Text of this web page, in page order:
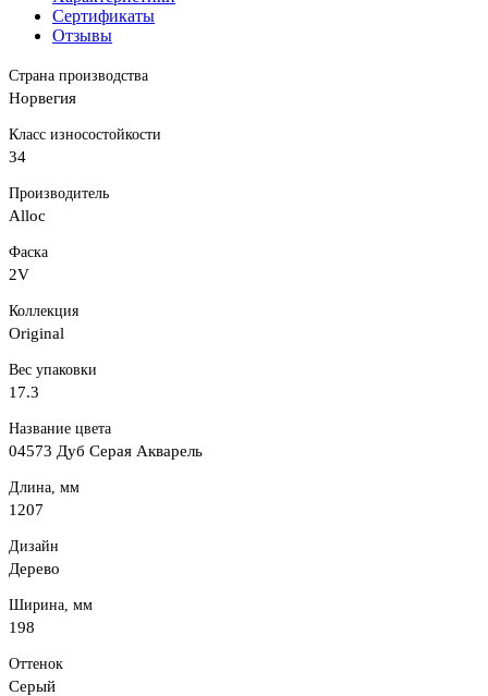
Сертификаты
Отзывы
Страна производства
Норвегия
Класс износостойкости
34
Производитель
Alloc
Фаска
2V
Коллекция
Original
Вес упаковки
17.3
Название цвета
04573 Дуб Серая Акварель
Длина, мм
1207
Дизайн
Дерево
Ширина, мм
198
Оттенок
Серый